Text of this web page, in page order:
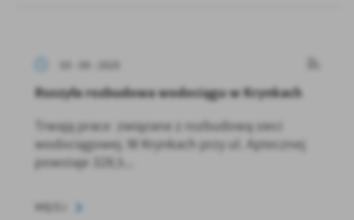
03 - 09 - 2025
Ruszyła rozbudowa wodociągu w Krynkach
Trwają prace związane z rozbudową sieci
wodociągowej. W Krynkach przy ul. Aptecznej
powstaje 328,5...
WIĘCEJ